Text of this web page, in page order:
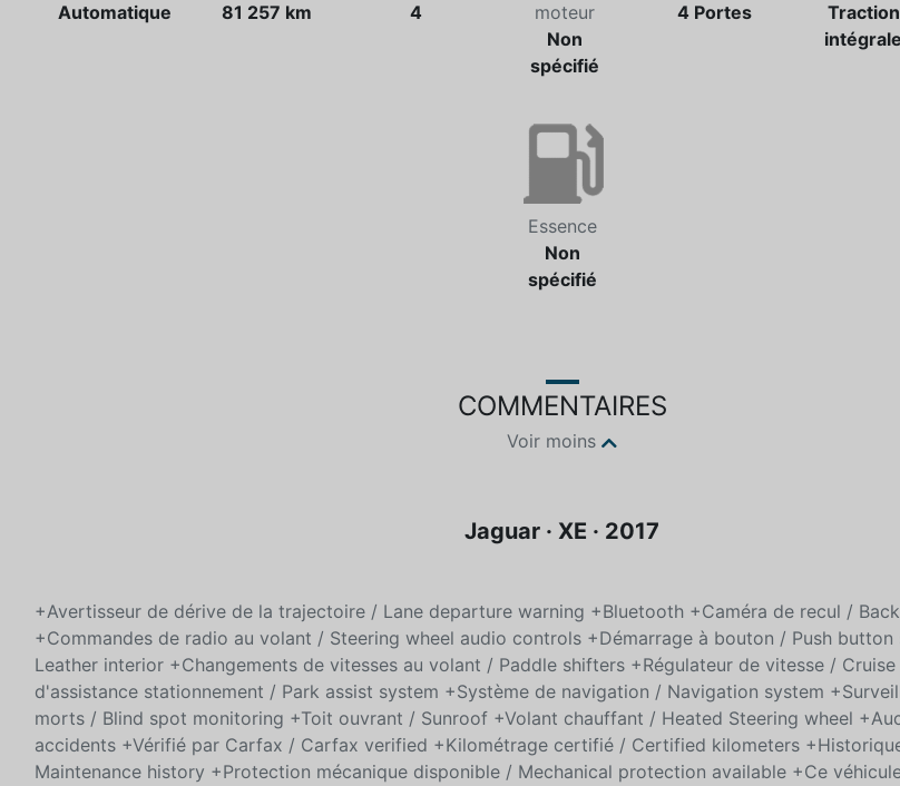
Automatique
81 257 km
4
moteur
Non
spécifié
4 Portes
Traction
intégrale
Essence
Non
spécifié
COMMENTAIRES
Voir moins
Jaguar · XE · 2017
+Avertisseur de dérive de la trajectoire / Lane departure warning +Bluetooth +Caméra de recul /
+Commandes de radio au volant / Steering wheel audio controls +Démarrage à bouton / Push
Leather interior +Changements de vitesses au volant / Paddle shifters +Régulateur de vitesse /
d'assistance stationnement / Park assist system +Système de navigation / Navigation system
morts / Blind spot monitoring +Toit ouvrant / Sunroof +Volant chauffant / Heated Steering wheel
accidents +Vérifié par Carfax / Carfax verified +Kilométrage certifié / Certified kilometers
Maintenance history +Protection mécanique disponible / Mechanical protection available +Ce